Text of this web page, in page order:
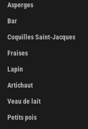
Asperges
Bar
Coquilles Saint-Jacques
Fraises
Lapin
Artichaut
Veau de lait
Petits pois